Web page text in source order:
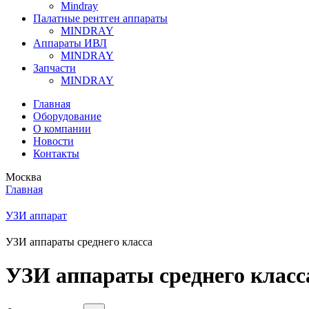
Mindray
Палатные рентген аппараты
MINDRAY
Аппараты ИВЛ
MINDRAY
Запчасти
MINDRAY
Главная
Оборудование
О компании
Новости
Контакты
Москва
Главная
УЗИ аппарат
УЗИ аппараты среднего класса
УЗИ аппараты среднего